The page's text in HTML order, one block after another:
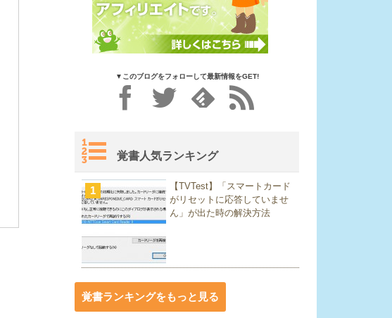
▼このブログをフォローして最新情報をGET!
覚書人気ランキング
1
【TVTest】「スマートカード
がリセットに応答していませ
ん」が出た時の解決方法
覚書ランキングをもっと見る